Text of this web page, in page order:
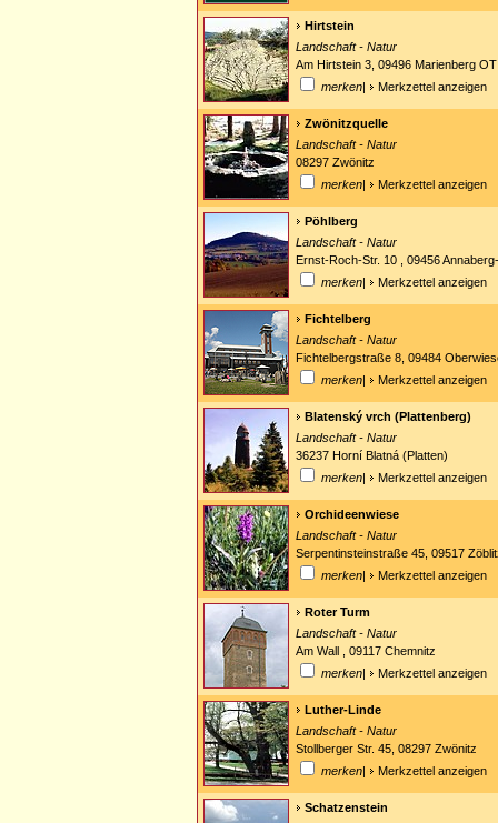
Hirtstein
Landschaft - Natur
Am Hirtstein 3, 09496 Marienberg
merken| Merkzettel anzeigen
Zwönitzquelle
Landschaft - Natur
08297 Zwönitz
merken| Merkzettel anzeigen
Pöhlberg
Landschaft - Natur
Ernst-Roch-Str. 10 , 09456
merken| Merkzettel anzeigen
Fichtelberg
Landschaft - Natur
Fichtelbergstraße 8, 09484
merken| Merkzettel anzeigen
Blatenský vrch (Plattenberg)
Landschaft - Natur
36237 Horní Blatná (Platten)
merken| Merkzettel anzeigen
Orchideenwiese
Landschaft - Natur
Serpentinsteinstraße 45, 09517
merken| Merkzettel anzeigen
Roter Turm
Landschaft - Natur
Am Wall , 09117 Chemnitz
merken| Merkzettel anzeigen
Luther-Linde
Landschaft - Natur
Stollberger Str. 45, 08297 Zwönitz
merken| Merkzettel anzeigen
Schatzenstein